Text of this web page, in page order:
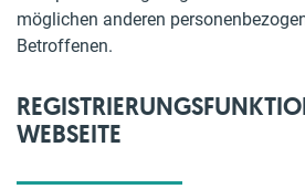
möglichen anderen
Betroffenen.
WEBSEITE